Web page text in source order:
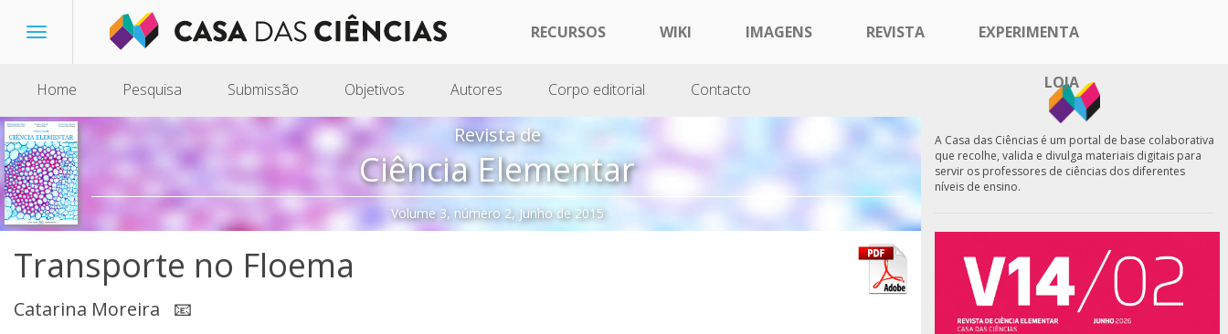
Toggle
RECURSOS WIKI IMAGENS REVISTA EXPERIMENTA
LOJA
Home Pesquisa Submissão Objetivos Autores Corpo editorial Contacto
Revista de
Ciência Elementar
Volume 3, número 2, Junho de 2015
Transporte no Floema
Catarina Moreira 📧
A Casa das Ciências é um portal de base colaborativa
que recolhe, valida e divulga materiais digitais para
servir os professores de ciências dos diferentes
níveis de ensino.